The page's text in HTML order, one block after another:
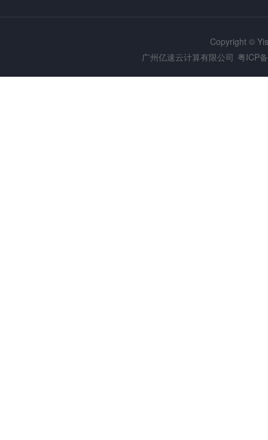
Copyright ©
广州亿速云计算有限公司 粤ICP